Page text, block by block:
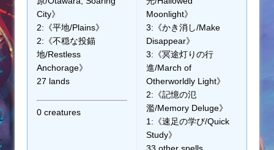
City》
2:《平地/Plains》
2:《不穏な投錨
地/Restless
Anchorage》
27 lands
0 creatures
Moonlight》
3:《かき消し/Make
Disappear》
3:《冥途灯りの行
進/March of
Otherworldly Light》
2:《記憶の氾
濫/Memory Deluge》
1:《速足の学び/Quick
Study》
33 other spells